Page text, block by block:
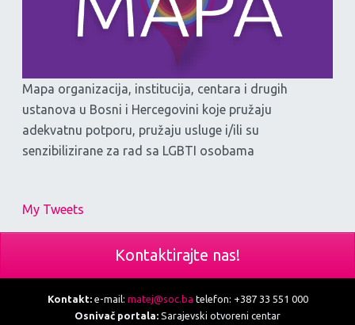
Mapa organizacija, institucija, centara i drugih
ustanova u Bosni i Hercegovini koje pružaju
adekvatnu potporu, pružaju usluge i/ili su
senzibilizirane za rad sa LGBTI osobama
My Tweets
Kontaktirajte nas!
Kontakt:e-mail: matej@soc.ba telefon: +387 33 551 000
Osnivač portala: Sarajevski otvoreni centar